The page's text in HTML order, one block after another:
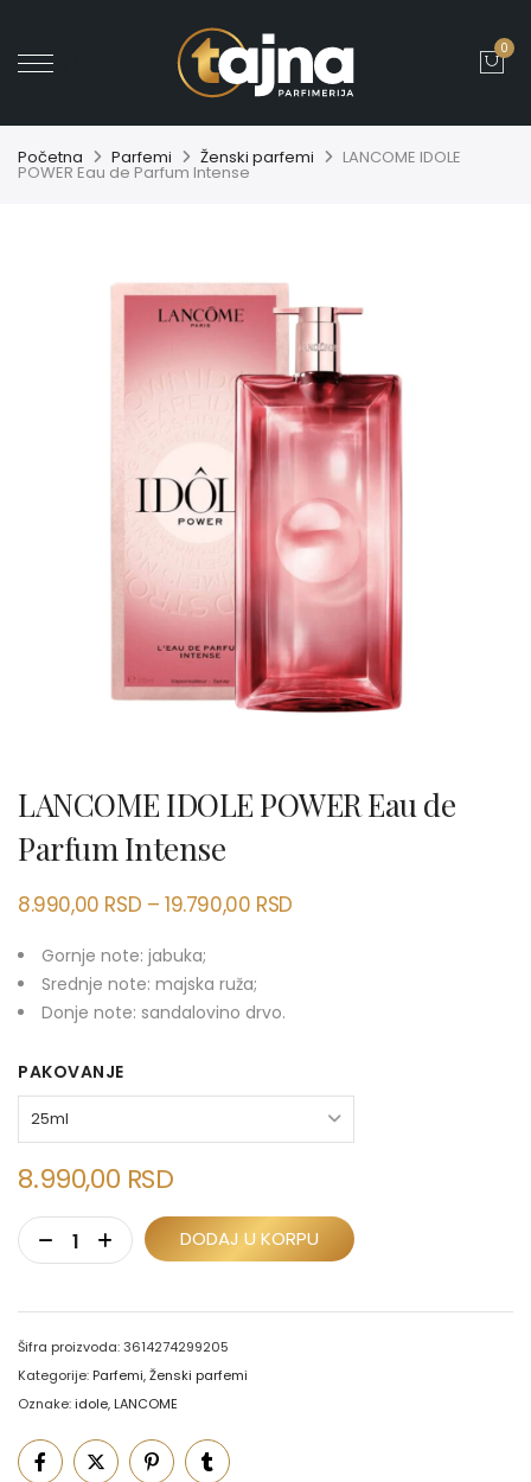
0
Početna Parfemi Ženski parfemi LANCOME IDOLE
POWER Eau de Parfum Intense
LANCOME IDOLE POWER Eau de
Parfum Intense
8.990,00 RSD –19.790,00 RSD
Gornje note: jabuka;
Srednje note: majska ruža;
Donje note: sandalovino drvo.
PAKOVANJE
8.990,00 RSD
DODAJ U KORPU
Šifra proizvoda:3614274299205
Kategorije: Parfemi,Ženski parfemi
Oznake:idole, LANCOME